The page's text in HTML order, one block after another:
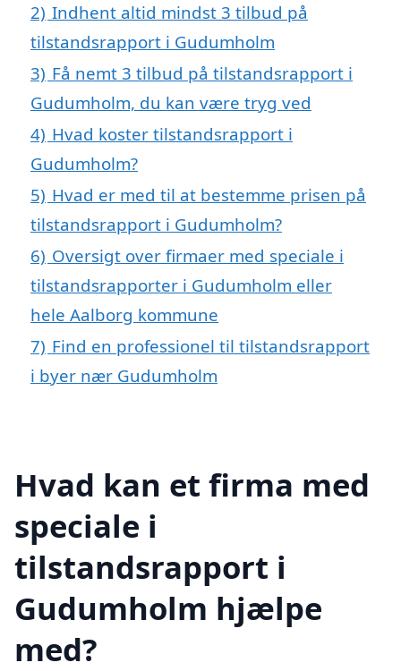
2) Indhent altid mindst 3 tilbud på
tilstandsrapport i Gudumholm
3) Få nemt 3 tilbud på tilstandsrapport i
Gudumholm, du kan være tryg ved
4) Hvad koster tilstandsrapport i
Gudumholm?
5) Hvad er med til at bestemme prisen på
tilstandsrapport i Gudumholm?
6) Oversigt over firmaer med speciale i
tilstandsrapporter i Gudumholm eller
hele Aalborg kommune
7) Find en professionel til tilstandsrapport
i byer nær Gudumholm
Hvad kan et firma med
speciale i
tilstandsrapport i
Gudumholm hjælpe
med?